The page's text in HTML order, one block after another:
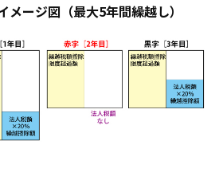
メージ図（最大5年間繰越し）